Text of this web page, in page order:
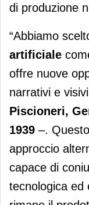
di produzione
“Abbiamo
artificiale
offre nuove
narrativi e
Piscioneri,
1939 –.
approccio
capace di
tecnologica ed